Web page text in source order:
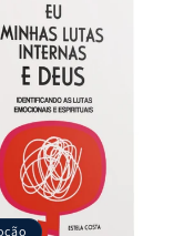
facilitar a